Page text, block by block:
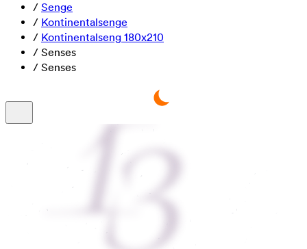
/ Senge
/ Kontinentalsenge
/ Kontinentalseng 180x210
/ Senses
/ Senses